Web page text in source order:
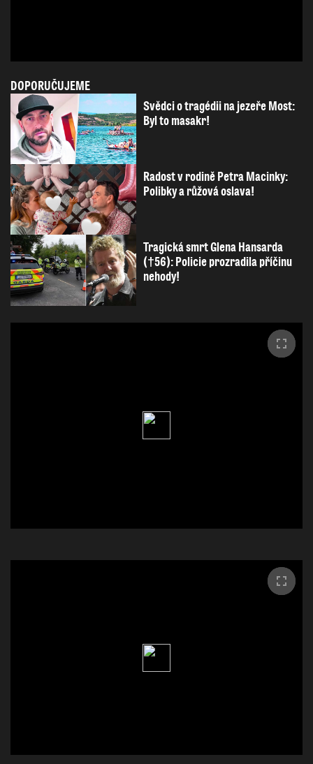
DOPORUČUJEME
Svědci o tragédii na jezeře Most:
Byl to masakr!
Radost v rodině Petra Macinky:
Polibky a růžová oslava!
Tragická smrt Glena Hansarda
(†56): Policie prozradila příčinu
nehody!